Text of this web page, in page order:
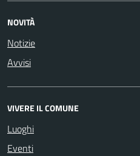
NOVITÀ
Notizie
Avvisi
VIVERE IL COMUNE
Luoghi
Eventi